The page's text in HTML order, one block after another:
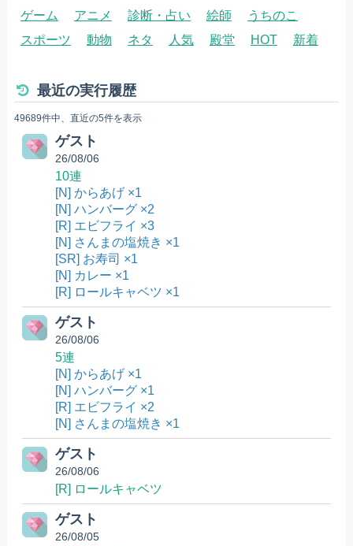
ゲーム アニメ 診断・占い 絵師
うちのこ
スポーツ
動物 ネタ 人気 殿堂 HOT 新着
最近の実行履歴
49689件中、直近の5件を表示
ゲスト
26/08/06
10連
[N] からあげ ×1
[N] ハンバーグ ×2
[R] エビフライ ×3
[N] さんまの塩焼き ×1
[SR] お寿司 ×1
[N] カレー ×1
[R] ロールキャベツ ×1
ゲスト
26/08/06
5連
[N] からあげ ×1
[N] ハンバーグ ×1
[R] エビフライ ×2
[N] さんまの塩焼き ×1
ゲスト
26/08/06
[R] ロールキャベツ
ゲスト
26/08/05